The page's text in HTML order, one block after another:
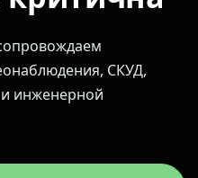
СКУД,
инженерной